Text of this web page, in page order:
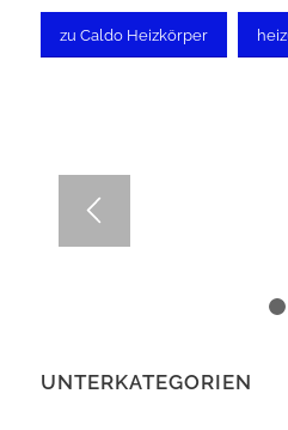
zu Caldo Heizkörper
UNTERKATEGORIEN